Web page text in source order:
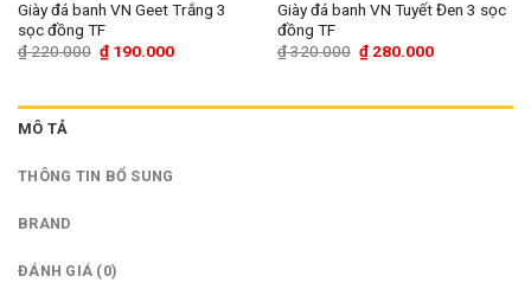
Giày đá banh VN Geet Trắng 3
sọc đồng TF
₫220.000 Giá
gốc
₫190.000Giá
₫ 190.000.
Giày đá banh VN Tuyết Đen 3 sọc
đồng TF
₫320.000 Giá
gốc
₫280.000Giá
₫ 280.000.
MÔ TẢ
THÔNG TIN BỔ SUNG
BRAND
ĐÁNH GIÁ (0)